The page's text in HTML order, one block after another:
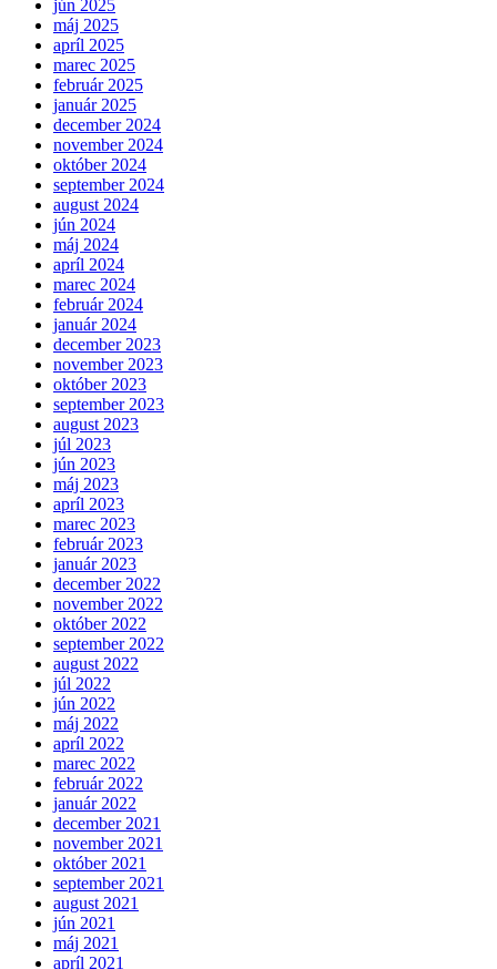
jún 2025
máj 2025
apríl 2025
marec 2025
február 2025
január 2025
december 2024
november 2024
október 2024
september 2024
august 2024
jún 2024
máj 2024
apríl 2024
marec 2024
február 2024
január 2024
december 2023
november 2023
október 2023
september 2023
august 2023
júl 2023
jún 2023
máj 2023
apríl 2023
marec 2023
február 2023
január 2023
december 2022
november 2022
október 2022
september 2022
august 2022
júl 2022
jún 2022
máj 2022
apríl 2022
marec 2022
február 2022
január 2022
december 2021
november 2021
október 2021
september 2021
august 2021
jún 2021
máj 2021
apríl 2021